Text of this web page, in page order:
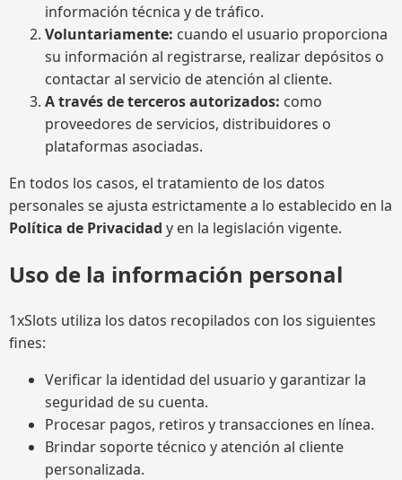
información técnica y de tráfico.
Voluntariamente: cuando el usuario proporciona
su información al registrarse, realizar depósitos o
contactar al servicio de atención al cliente.
A través de terceros autorizados: como
proveedores de servicios, distribuidores o
plataformas asociadas.
En todos los casos, el tratamiento de los datos
personales se ajusta estrictamente a lo establecido en la
Política de Privacidad y en la legislación vigente.
Uso de la información personal
1xSlots utiliza los datos recopilados con los siguientes
fines:
Verificar la identidad del usuario y garantizar la
seguridad de su cuenta.
Procesar pagos, retiros y transacciones en línea.
Brindar soporte técnico y atención al cliente
personalizada.